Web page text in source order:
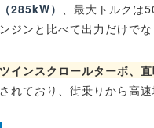
（285kW） 、最大トルクは
ンジンと比べて出力だけで
ツインスクロールターボ、
されており、街乗りから高